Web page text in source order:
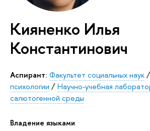
Кияненко Илья
Константинович
Аспирант: Факультет социальных наук/
психологии /Научно-учебная
салютогенной среды
Владение языками